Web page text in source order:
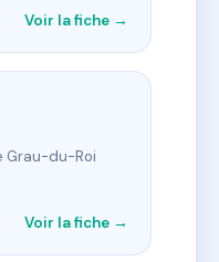
Voir la fiche →
Grau-du-Roi
Voir la fiche →